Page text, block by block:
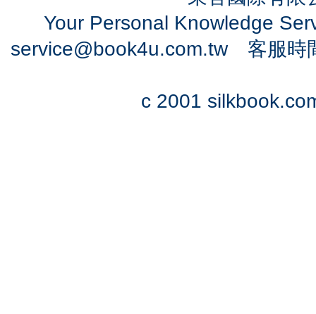
Your Personal Knowledge
service@book4u.com.tw客服時
c 2001